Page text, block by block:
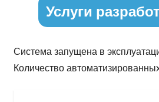
Услуги
Система запущена в
Количество